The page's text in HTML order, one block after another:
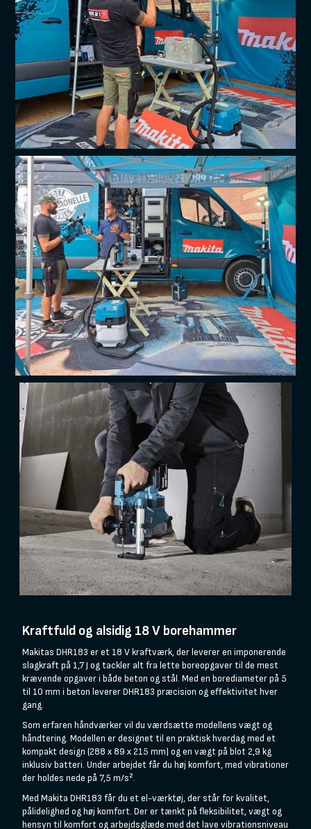
Kraftfuld og alsidig 18 V borehammer
Makitas DHR183 er et 18 V kraftværk, der leverer en imponerende
slagkraft på 1,7 J og tackler alt fra lette boreopgaver til de mest
krævende opgaver i både beton og stål. Med en borediameter på 5
til 10 mm i beton leverer DHR183 præcision og effektivitet hver
gang.
Som erfaren håndværker vil du værdsætte modellens vægt og
håndtering. Modellen er designet til en praktisk hverdag med et
kompakt design (288 x 89 x 215 mm) og en vægt på blot 2,9 kg
inklusiv batteri. Under arbejdet får du høj komfort, med vibrationer
der holdes nede på 7,5 m/s².
Med Makita DHR183 får du et el-værktøj, der står for kvalitet,
pålidelighed og høj komfort. Der er tænkt på fleksibilitet, vægt og
hensyn til komfort og arbejdsglæde med det lave vibrationsniveau